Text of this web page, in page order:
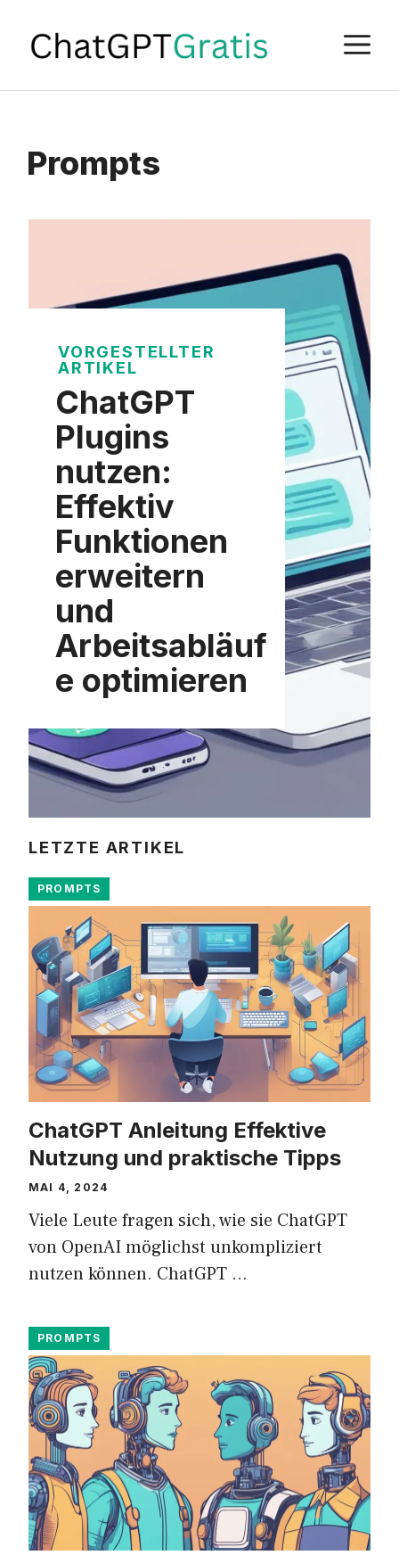
Inhalt
springen
Prompts
VORGESTELLTER
ARTIKEL
ChatGPT
Plugins
nutzen:
Effektiv
Funktionen
erweitern
und
Arbeitsabläuf
e optimieren
LETZTE ARTIKEL
PROMPTS
ChatGPT Anleitung Effektive
Nutzung und praktische Tipps
MAI 4, 2024
Viele Leute fragen sich, wie sie ChatGPT
von OpenAI möglichst unkompliziert
nutzen können. ChatGPT …
PROMPTS